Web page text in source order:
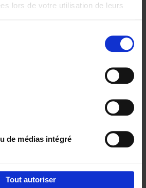
lors de votre utilisation de leurs
de médias intégré
Tout autoriser
marketing like a PRO -
revised edition (EN)